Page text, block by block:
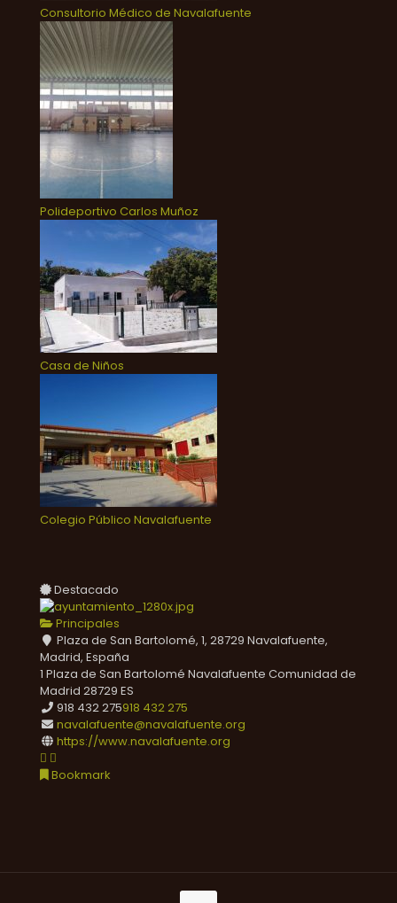
Consultorio Médico de Navalafuente
Polideportivo Carlos Muñoz
Casa de Niños
Colegio Público Navalafuente
Destacado
Principales
Plaza de San Bartolomé, 1, 28729 Navalafuente,
Madrid, España
1 Plaza de San Bartolomé Navalafuente Comunidad de
Madrid 28729 ES
918 432 275918 432 275
navalafuente@navalafuente.org
https://www.navalafuente.org
Bookmark